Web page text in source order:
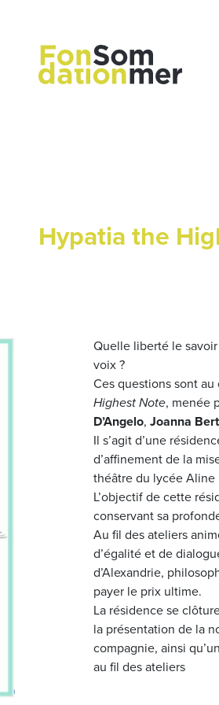
Hypatia the
Quelle liberté le
voix ?
Ces questions sont
Highest Note, menée
D’Angelo, Joanna
Il s’agit d’une
d’affinement de la
théâtre du lycée Aline
L’objectif de cette
conservant sa
Au fil des ateliers
d’égalité et de
d’Alexandrie,
payer le prix ultime.
La résidence se
la présentation de la
compagnie, ainsi
au fil des ateliers